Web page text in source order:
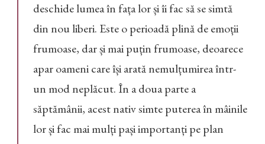
deschide lumea în fața lor și îi fac să se simtă
din nou liberi. Este o perioadă plină de emoții
frumoase, dar și mai puțin frumoase, deoarece
apar oameni care își arată nemulțumirea într-
un mod neplăcut. În a doua parte a
săptămânii, acest nativ simte puterea în mâinile
lor și fac mai mulți pași importanți pe plan